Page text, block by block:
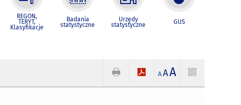
REGON,
TERYT,
Klasyfikacje
Badania
statystyczne
Urzędy
statystyczne GUS
A AA